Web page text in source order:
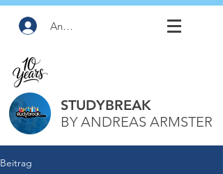
Anmelden
STUDYBREAK
BY ANDREAS ARMSTER
Beitrag